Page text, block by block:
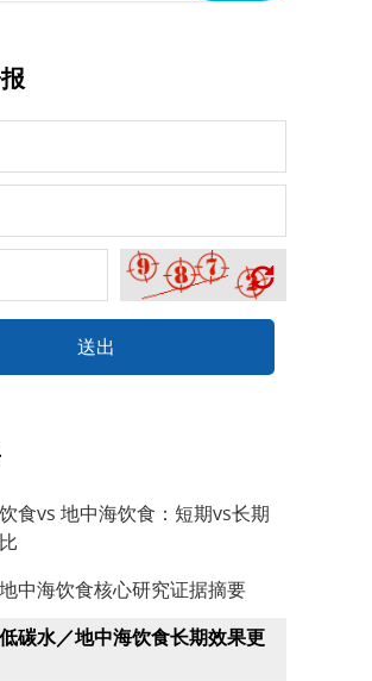
送出
食vs 地中海饮食：短期vs长期
中海饮食核心研究证据摘要
碳水／地中海饮食长期效果更